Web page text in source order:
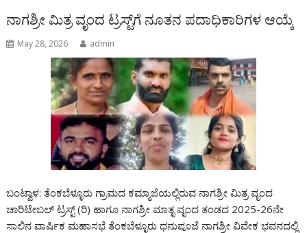
ನಾಗಶ್ರೀ ಮಿತ್ರ ವೃಂದ ಟ್ರಸ್ಟ್‌ಗೆ ನೂತನ ಪದಾಧಿಕಾರಿಗಳ ಆಯ್ಕೆ
May 28, 2026 admin
ಬಂಟ್ವಾಳ: ತೆಂಕಬೆಳ್ಳೂರು ಗ್ರಾಮದ ಕಮ್ಮಾಜೆಯಲ್ಲಿರುವ ನಾಗಶ್ರೀ ಮಿತ್ರ ವೃಂದ
ಚಾರಿಟೇಬಲ್ ಟ್ರಸ್ಟ್ (ರಿ) ಹಾಗೂ ನಾಗಶ್ರೀ ಮಾತೃ ವೃಂದ ತಂಡದ 2025-26ನೇ
ಸಾಲಿನ ವಾರ್ಷಿಕ ಮಹಾಸಭೆ ತೆಂಕಬೆಳ್ಳೂರು ಧನುಪೂಜೆ ನಾಗಶ್ರೀ ವಿವೇಕ ಭವನದಲ್ಲಿ